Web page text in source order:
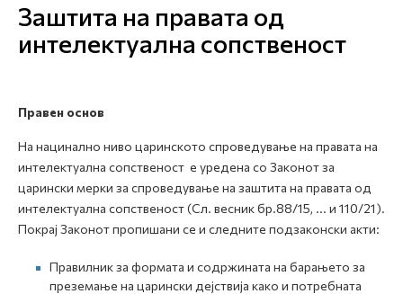
Е-Царина
Open
Медиа центар
Контакт
Заштита на правата од
интелектуална сопственост
Правен основ
На нацинално ниво царинското спроведување на правата на
интелектуална сопственост е уредена со Законот за
царински мерки за спроведување на заштита на правата од
интелектуална сопственост (Сл. весник бр.88/15, ... и 110/21).
Покрај Законот пропишани се и следните подзаконски акти:
Правилник за формата и содржината на барањето за
преземање на царински дејствија како и потребната